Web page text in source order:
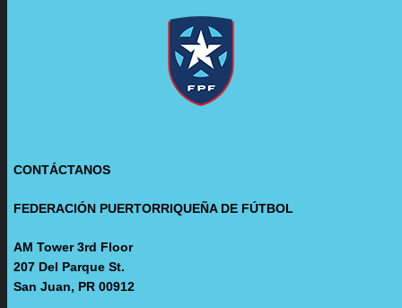
CONTÁCTANOS
FEDERACIÓN PUERTORRIQUEÑA DE FÚTBOL
AM Tower 3rd Floor
207 Del Parque St.
San Juan, PR 00912